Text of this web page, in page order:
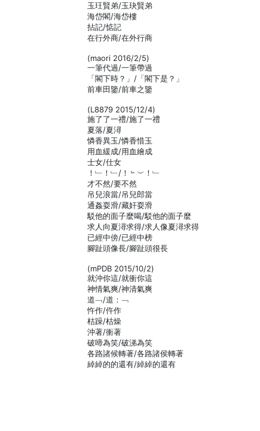
玉玨賢弟/玉玦賢弟
海岱閣/海岱樓
拈記/惦記
在行外商/在外行商
(maori 2016/2/5)
一筆代過/一筆帶過
「閣下時？」/「閣下是？」
前車田鑒/前車之鑒
(L8879 2015/12/4)
施了了一禮/施了一禮
夏落/夏潯
憐香異玉/憐香惜玉
用血緩成/用血繪成
士女/仕女
！﹂！﹂/！﹄︶！﹂
才不然/要不然
吊兒浪當/吊兒郎當
通姦耍滑/藏奸耍滑
駁他的面子麼喝/駁他的面子麼
求人向夏潯求得/求人像夏潯求得
已經中傍/已經中榜
腳趾頭像長/腳趾頭很長
(mPDB 2015/10/2)
就沖你這/就衝你這
神情氣爽/神清氣爽
道﹁/道：﹁
忤作/仵作
枯躁/枯燥
沖著/衝著
破啼為笑/破涕為笑
各路諸候轉著/各路諸侯轉著
綽綽的的還有/綽綽的還有